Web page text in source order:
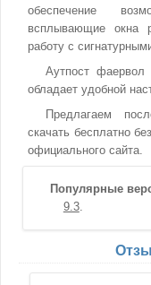
обеспечение
всплывающие окна
работу с
Аутпост фаервол
обладает удобной
Предлагаем
скачать бесплатно
официального сайта.
Популярные
9.3